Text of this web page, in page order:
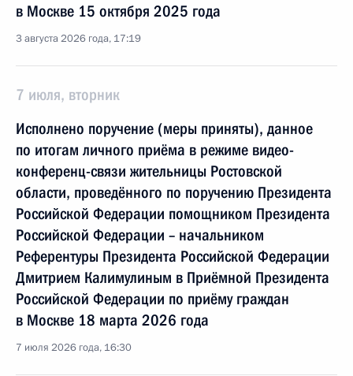
в Москве 15 октября 2025 года
3 августа 2026 года, 17:19
7 июля, вторник
Исполнено поручение (меры приняты), данное
по итогам личного приёма в режиме видео-
конференц-связи жительницы Ростовской
области, проведённого по поручению Президента
Российской Федерации помощником Президента
Российской Федерации – начальником
Референтуры Президента Российской Федерации
Дмитрием Калимулиным в Приёмной Президента
Российской Федерации по приёму граждан
в Москве 18 марта 2026 года
7 июля 2026 года, 16:30